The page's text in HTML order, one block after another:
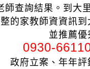
師查詢結果。到大
的家教師資資訊
並推薦
0930-
政府立案、年年